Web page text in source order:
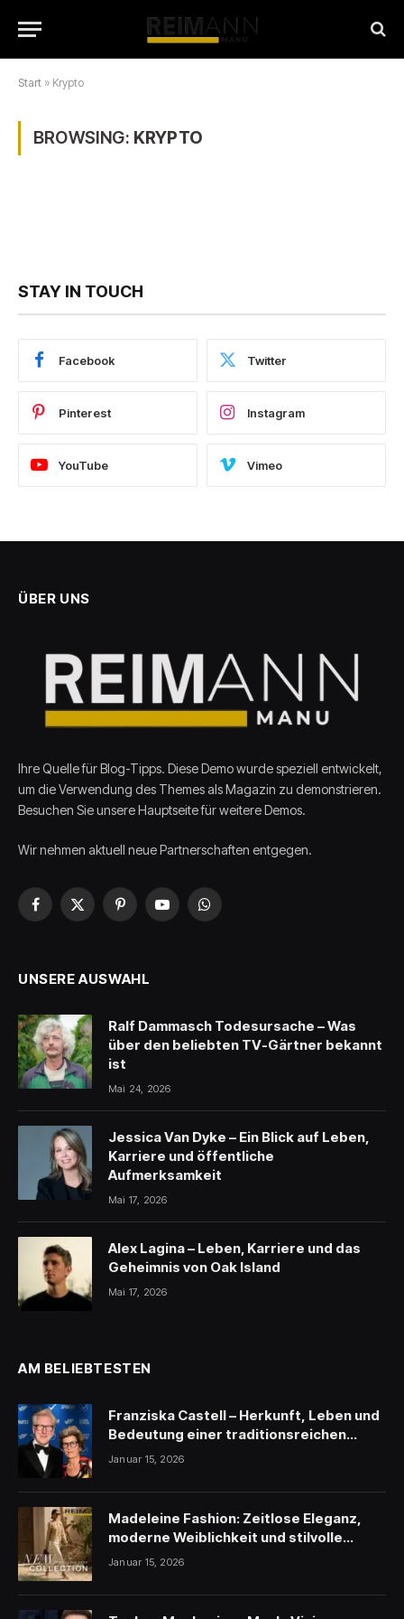
Start » Krypto
BROWSING: KRYPTO
STAY IN TOUCH
Facebook Twitter
Pinterest Instagram
YouTube Vimeo
ÜBER UNS
Ihre Quelle für Blog-Tipps. Diese Demo wurde speziell entwickelt,
um die Verwendung des Themes als Magazin zu demonstrieren.
Besuchen Sie unsere Hauptseite für weitere Demos.
Wir nehmen aktuell neue Partnerschaften entgegen.
Facebook
X
PinterestYouTubeWhatsApp
UNSERE AUSWAHL
Ralf Dammasch Todesursache – Was
über den beliebten TV-Gärtner bekannt
ist
Mai 24, 2026
Jessica Van Dyke – Ein Blick auf Leben,
Karriere und öffentliche
Aufmerksamkeit
Mai 17, 2026
Alex Lagina – Leben, Karriere und das
Geheimnis von Oak Island
Mai 17, 2026
AM BELIEBTESTEN
Franziska Castell – Herkunft, Leben und
Bedeutung einer traditionsreichen
Persönlichkeit
Januar 15, 2026
Madeleine Fashion: Zeitlose Eleganz,
moderne Weiblichkeit und stilvolle
Inspiration
Januar 15, 2026